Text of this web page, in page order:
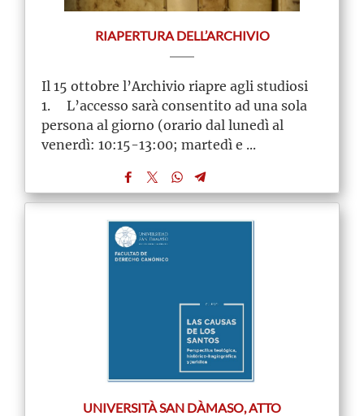
RIAPERTURA DELL’ARCHIVIO
Il 15 ottobre l’Archivio riapre agli studiosi
1. L’accesso sarà consentito ad una sola
persona al giorno (orario dal lunedì al
venerdì: 10:15-13:00; martedì e ...
UNIVERSITÀ SAN DÀMASO, ATTO